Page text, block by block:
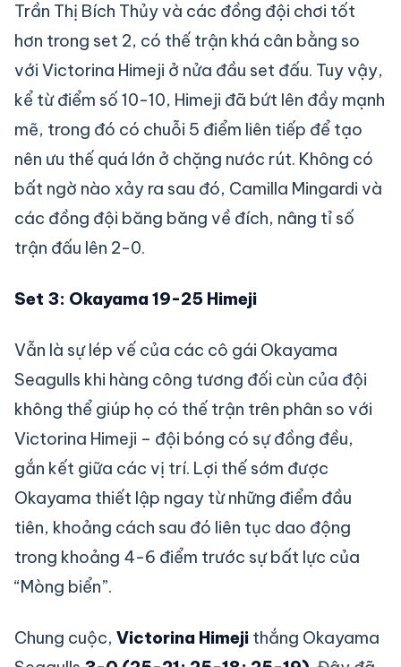
Trần Thị Bích Thủy và các đồng đội chơi tốt
hơn trong set 2, có thế trận khá cân bằng so
với Victorina Himeji ở nửa đầu set đấu. Tuy vậy,
kể từ điểm số 10-10, Himeji đã bứt lên đầy mạnh
mẽ, trong đó có chuỗi 5 điểm liên tiếp để tạo
nên ưu thế quá lớn ở chặng nước rút. Không có
bất ngờ nào xảy ra sau đó, Camilla Mingardi và
các đồng đội băng băng về đích, nâng tỉ số
trận đấu lên 2-0.
Set 3: Okayama 19-25 Himeji
Vẫn là sự lép vế của các cô gái Okayama
Seagulls khi hàng công tương đối cùn của đội
không thể giúp họ có thế trận trên phân so với
Victorina Himeji – đội bóng có sự đồng đều,
gắn kết giữa các vị trí. Lợi thế sớm được
Okayama thiết lập ngay từ những điểm đầu
tiên, khoảng cách sau đó liên tục dao động
trong khoảng 4-6 điểm trước sự bất lực của
“Mòng biển”.
Chung cuộc, Victorina Himeji thắng Okayama